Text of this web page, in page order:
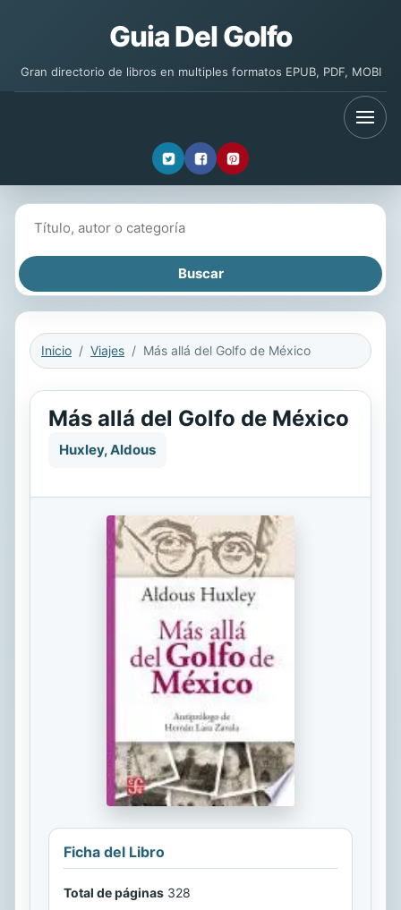
Guia Del Golfo
Gran directorio de libros en multiples formatos EPUB, PDF, MOBI
Inicio Viajes Más allá del Golfo de México
Más allá del Golfo de México
Huxley, Aldous
Ficha del Libro
Total de páginas 328